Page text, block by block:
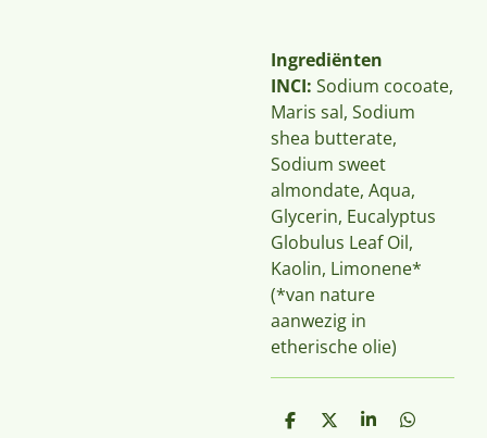
Ingrediënten
INCI: Sodium cocoate,
Maris sal, Sodium
shea butterate,
Sodium sweet
almondate, Aqua,
Glycerin, Eucalyptus
Globulus Leaf Oil,
Kaolin, Limonene*
(*van nature
aanwezig in
etherische olie)
D
D
S
D